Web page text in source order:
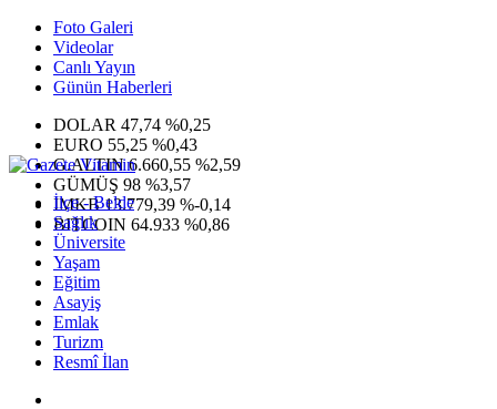
Foto Galeri
Videolar
Canlı Yayın
Günün Haberleri
DOLAR 47,74 %0,25
EURO 55,25 %0,43
G.ALTIN6.660,55 %2,59
GÜMÜŞ 98 %3,57
IMKB13.779,39 %-0,14
BITCOIN 64.933 %0,86
İlçe - Belde
Sağlık
Üniversite
Yaşam
Eğitim
Asayiş
Emlak
Turizm
Resmî İlan